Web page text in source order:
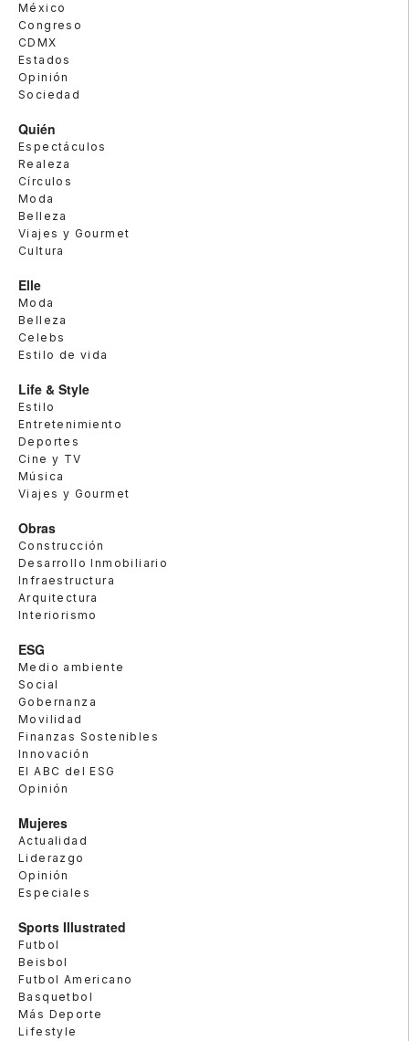
México
Congreso
CDMX
Estados
Opinión
Sociedad
Quién
Espectáculos
Realeza
Círculos
Moda
Belleza
Viajes y Gourmet
Cultura
Elle
Moda
Belleza
Celebs
Estilo de vida
Life & Style
Estilo
Entretenimiento
Deportes
Cine y TV
Música
Viajes y Gourmet
Obras
Construcción
Desarrollo Inmobiliario
Infraestructura
Arquitectura
Interiorismo
ESG
Medio ambiente
Social
Gobernanza
Movilidad
Finanzas Sostenibles
Innovación
El ABC del ESG
Opinión
Mujeres
Actualidad
Liderazgo
Opinión
Especiales
Sports Illustrated
Futbol
Beisbol
Futbol Americano
Basquetbol
Más Deporte
Lifestyle